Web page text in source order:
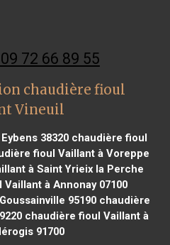
72 66 89 55
chaudière fioul
Vineuil
38320 chaudière fioul
fioul Vaillant à Voreppe
à Saint Yrieix la Perche
à Annonay 07100
95190chaudière
chaudière fioul Vaillant à
91700